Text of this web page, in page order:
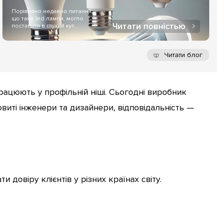
Порівняно недавно питання,
що таке led лампи, могло
поставити в глухий кут
більшість людей..
Читати повністью
Читати блог
у профільній ніші. Сьогодні виробник
інженери та дизайнери, відповідальність —
клієнтів у різних країнах світу.